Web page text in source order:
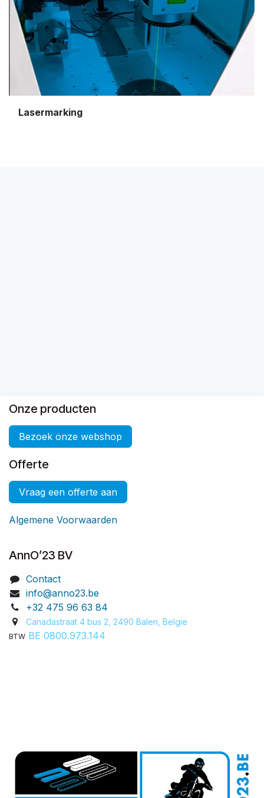
Lasermarking
Onze producten
Bezoek onze webshop
Offerte
Vraag een offerte aan
Algemene Voorwaarden
AnnO’23 BV
Contact
info@anno23.be
+32 475 96 63 84
Canadastraat 4 bus 2, 2490 Balen, Belgie​
BTW BE 0800.973.144